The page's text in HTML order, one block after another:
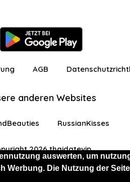
auswerten, um
Die Nutzung der
angemeldet
AGB
anderen Websites
RussianKisses
2026 thaidatevip